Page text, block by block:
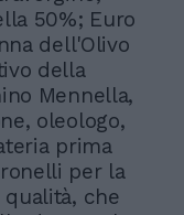
50%; Euro
dell'Olivo
della
Mennella,
oleologo,
prima
per la
che